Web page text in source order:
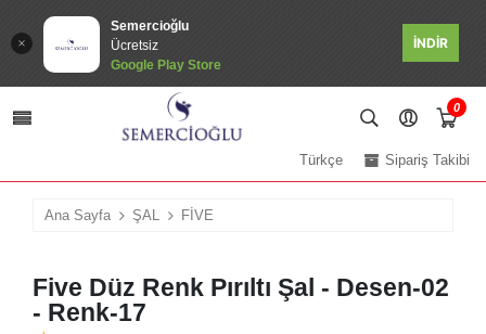
Semercioğlu
Ücretsiz
Google Play Store
İNDİR
0
Sipariş Takibi
Türkçe
Ana Sayfa ŞAL FİVE
Five Düz Renk Pırıltı Şal - Desen-02
- Renk-17